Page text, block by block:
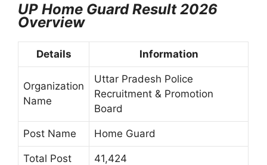
UP Home Guard Result 2026
Overview
Details Information
Organization
Name
Uttar Pradesh Police
Recruitment & Promotion
Board
Post Name Home Guard
Total Post 41,424